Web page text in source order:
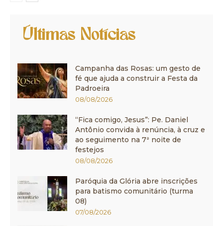
Últimas Notícias
Campanha das Rosas: um gesto de
fé que ajuda a construir a Festa da
Padroeira
08/08/2026
“Fica comigo, Jesus”: Pe. Daniel
Antônio convida à renúncia, à cruz e
ao seguimento na 7ª noite de
festejos
08/08/2026
Paróquia da Glória abre inscrições
para batismo comunitário (turma
08)
07/08/2026